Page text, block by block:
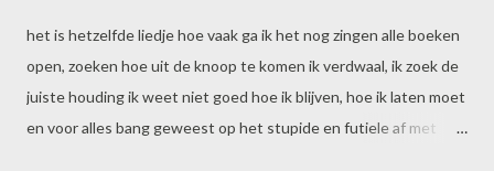
het is hetzelfde liedje hoe vaak ga ik het nog zingen alle boeken
open, zoeken hoe uit de knoop te komen ik verdwaal, ik zoek de
juiste houding ik weet niet goed hoe ik blijven, hoe ik laten moet
en voor alles bang geweest op het stupide en futiele af met